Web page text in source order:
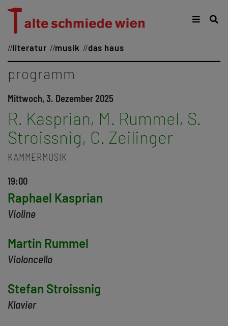
literatur musik das haus
programm
Mittwoch, 3. Dezember 2025
R. Kasprian, M. Rummel, S.
Stroissnig, C. Zeilinger
KAMMERMUSIK
19:00
Raphael Kasprian
Violine
Martin Rummel
Violoncello
Stefan Stroissnig
Klavier